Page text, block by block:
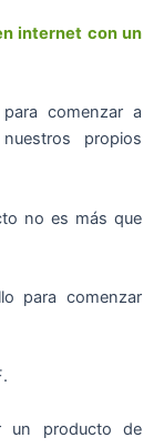
internet con un
comenzar a
propios
no es más que
para comenzar
un producto de